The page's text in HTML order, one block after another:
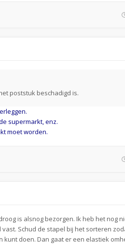
poststuk beschadigd is.
supermarkt, enz.
moet worden.
is alsnog bezorgen. Ik heb het nog
Schud de stapel bij het sorteren
doen. Dan gaat er een elastiek